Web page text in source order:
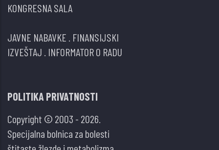
KONGRESNA SALA
JAVNE NABAVKE FINANSIJSKI
IZVEŠTAJ INFORMATOR O RADU
POLITIKA PRIVATNOSTI
Copyright © 2003 - 2026.
Specijalna bolnica za bolesti